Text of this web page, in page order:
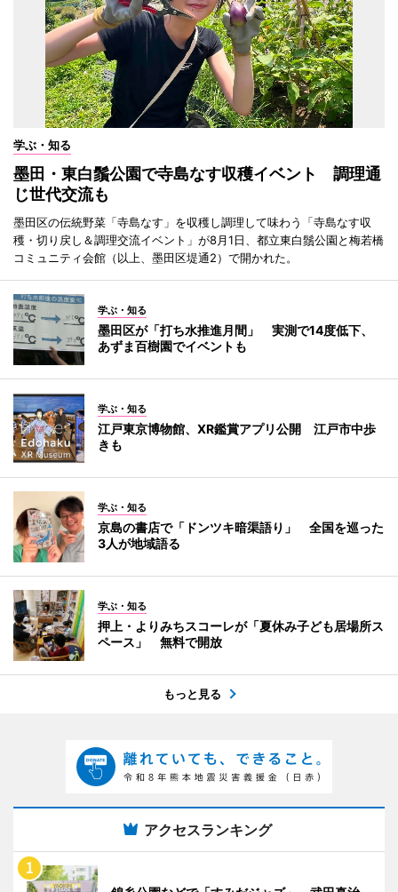
学ぶ・知る
墨田・東白鬚公園で寺島なす収穫イベント 調理通
じ世代交流も
墨田区の伝統野菜「寺島なす」を収穫し調理して味わう「寺島なす収
穫・切り戻し＆調理交流イベント」が8月1日、都立東白鬚公園と梅若橋
コミュニティ会館（以上、墨田区堤通2）で開かれた。
学ぶ・知る
墨田区が「打ち水推進月間」 実測で14度低下、
あずま百樹園でイベントも
学ぶ・知る
江戸東京博物館、XR鑑賞アプリ公開 江戸市中歩
きも
学ぶ・知る
京島の書店で「ドンツキ暗渠語り」 全国を巡った
3人が地域語る
学ぶ・知る
押上・よりみちスコーレが「夏休み子ども居場所ス
ペース」 無料で開放
もっと見る
アクセスランキング